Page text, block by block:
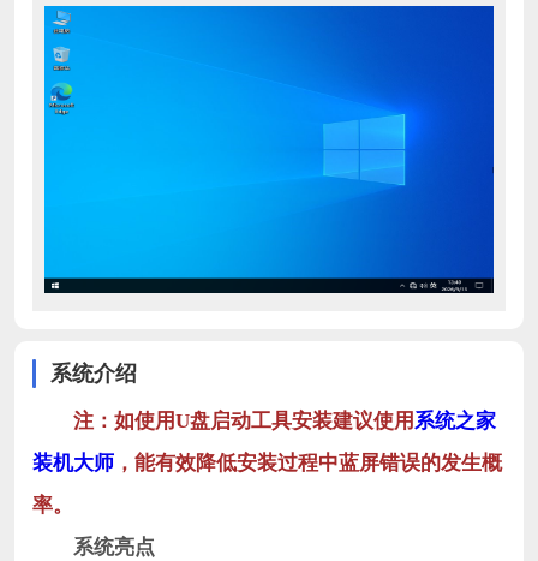
系统介绍
注：如使用U盘启动工具安装建议使用系统之家
装机大师 ，能有效降低安装过程中蓝屏错误的发生概
率。
系统亮点